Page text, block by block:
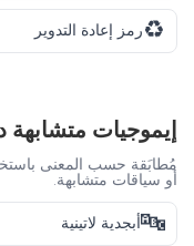
♻️رمز إعادة التدوير
إيموجيات متشابهة
مُطابَقة حسب المعنى
أو سياقات متشابهة.
🔤أبجدية لاتينية